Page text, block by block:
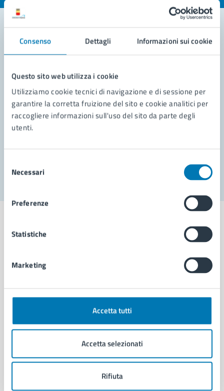
Consenso Dettagli Informazioni sui cookie
Questo sito web utilizza i cookie
Utilizziamo cookie tecnici di navigazione e di sessione per
garantire la corretta fruizione del sito e cookie analitici per
raccogliere informazioni sull'uso del sito da parte degli
utenti.
delNecessari
Preferenze
Statistiche
Marketing
Accetta tutti
Accetta selezionati
Rifiuta
Contatta il comune
Leggi le domande frequenti
Richiedi assistenza
Prenota appuntamento
Aree amministrative
Municipalità
Politici